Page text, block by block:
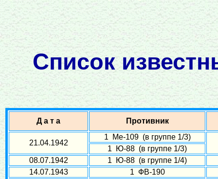
Список
Д а т а Противник
21.04.1942
1 Ме-109 (в группе 1/3)
1 Ю-88 (в группе 1/3)
08.07.1942
1 Ю-88 (в группе 1/4)
14.07.1943
1 ФВ-190